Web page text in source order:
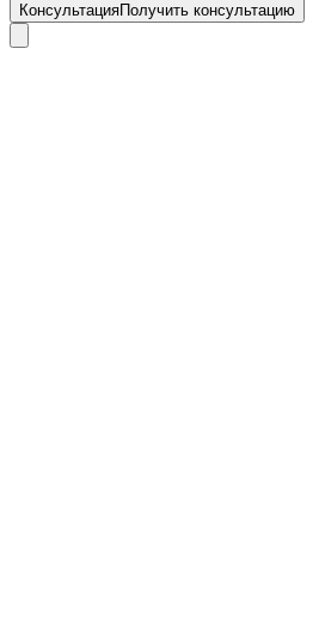
КонсультацияПолучить консультацию